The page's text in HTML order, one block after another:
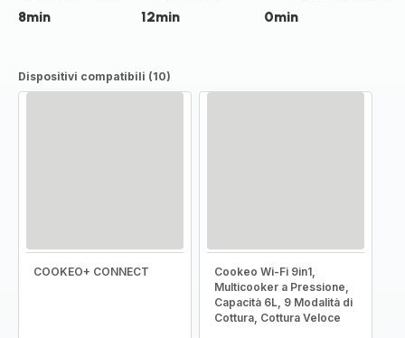
8min 12min 0min
Dispositivi compatibili (10)
COOKEO+ CONNECT
Cookeo Wi-Fi 9in1,
Multicooker a Pressione,
Capacità 6L, 9 Modalità di
Cottura, Cottura Veloce